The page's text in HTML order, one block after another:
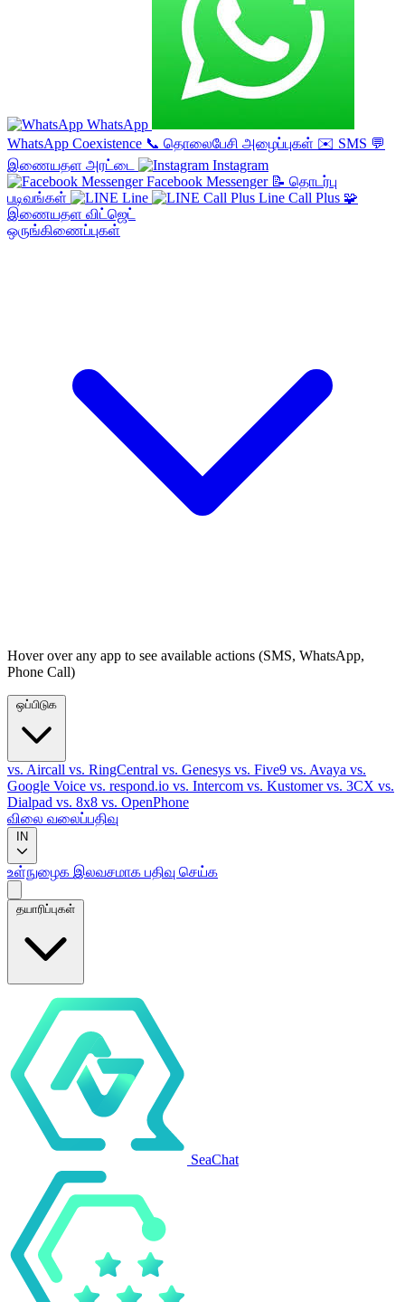
WhatsApp
WhatsApp Coexistence 📞 தொலைபேசி அழைப்புகள் ✉️ SMS 💬
இணையதள அரட்டை
Instagram
Facebook Messenger 📝 தொடர்பு
படிவங்கள்
Line Line Call Plus 🧩
இணையதள விட்ஜெட்
ஒருங்கிணைப்புகள்
Hover over any app to see available actions (SMS, WhatsApp,
Phone Call)
vs. Aircall vs. RingCentral vs. Genesys vs. Five9 vs. Avaya vs.
Google Voice vs. respond.io vs. Intercom vs. Kustomervs. 3CX vs.
Dialpad vs. 8x8 vs. OpenPhone
விலை வலைப்பதிவு
IN
உள்நுழைக இலவசமாக பதிவு செய்க
தயாரிப்புகள்
SeaChat